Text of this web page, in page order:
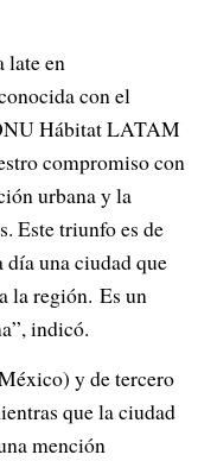
late en
con el
Hábitat LATAM
compromiso con
urbana y la
Este triunfo es de
día una ciudad que
la región. Es un
indicó.
y de tercero
que la ciudad
mención